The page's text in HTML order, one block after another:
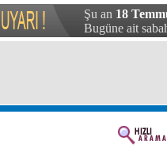
Şu an 18
Bugüne ait